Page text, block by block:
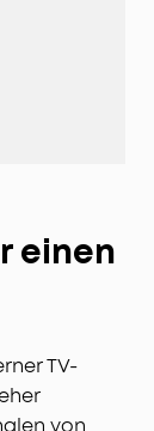
einen
TV-
von